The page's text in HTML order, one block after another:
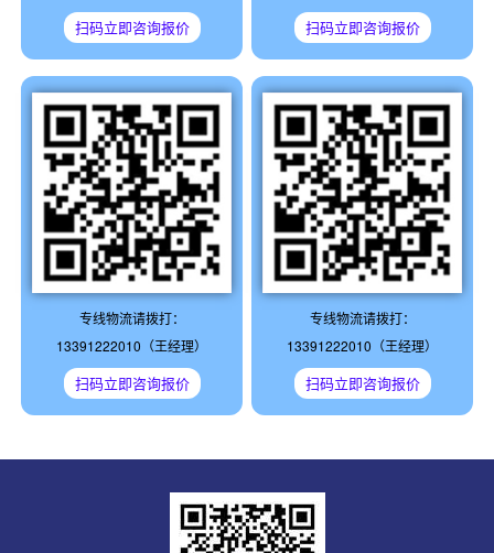
扫码立即咨询报价 扫码立即咨询报价
专线物流请拨打：
13391222010（王经理）
扫码立即咨询报价
专线物流请拨打：
13391222010（王经理）
扫码立即咨询报价